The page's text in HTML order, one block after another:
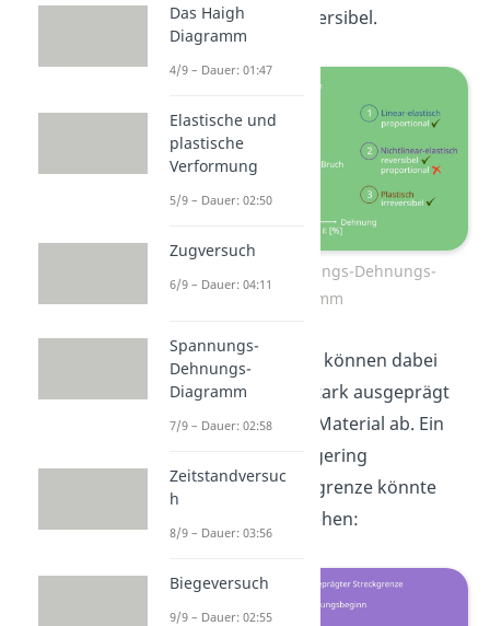
Verformung irreversibel.
Bereiche im Spannungs-Dehnungs-
Diagramm
Die Streckgrenzen
können dabei
mehr oder weniger stark ausgeprägt
sein, dies hängt vom Material ab. Ein
Diagramm mit einer gering
ausgeprägten Streckgrenze könnte
zum Beispiel so aussehen:
Das Haigh
Diagramm
4/9 – Dauer: 01:47
Elastische und
plastische
Verformung
5/9 – Dauer: 02:50
Zugversuch
6/9 – Dauer: 04:11
Spannungs-
Dehnungs-
Diagramm
7/9 – Dauer: 02:58
Zeitstandversuc
h
8/9 – Dauer: 03:56
Biegeversuch
9/9 – Dauer: 02:55